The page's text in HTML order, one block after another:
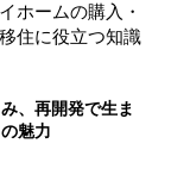
ホームの購入・
住に役立つ知識
、再開発で生ま
魅力